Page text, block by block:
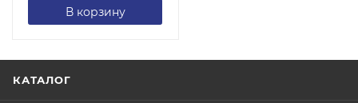
В корзину
КАТАЛОГ